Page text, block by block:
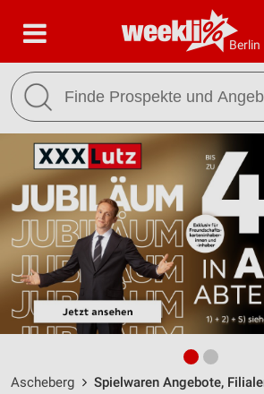
Berlin
Ascheberg Spielwaren Angebote,